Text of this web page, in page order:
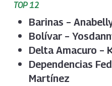
TOP 12
Barinas –
Bolívar –
Delta Amacuro –
Dependencias
Martínez